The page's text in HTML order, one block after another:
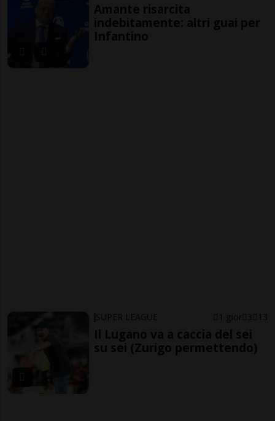
Amante risarcita
indebitamente: altri guai per
Infantino
SUPER LEAGUE 1 gior 3 13
Il Lugano va a caccia del sei
su sei (Zurigo permettendo)